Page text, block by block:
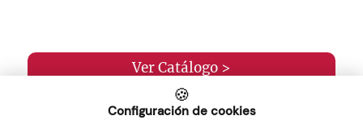
Ver Catálogo >
🍪
Configuración de cookies